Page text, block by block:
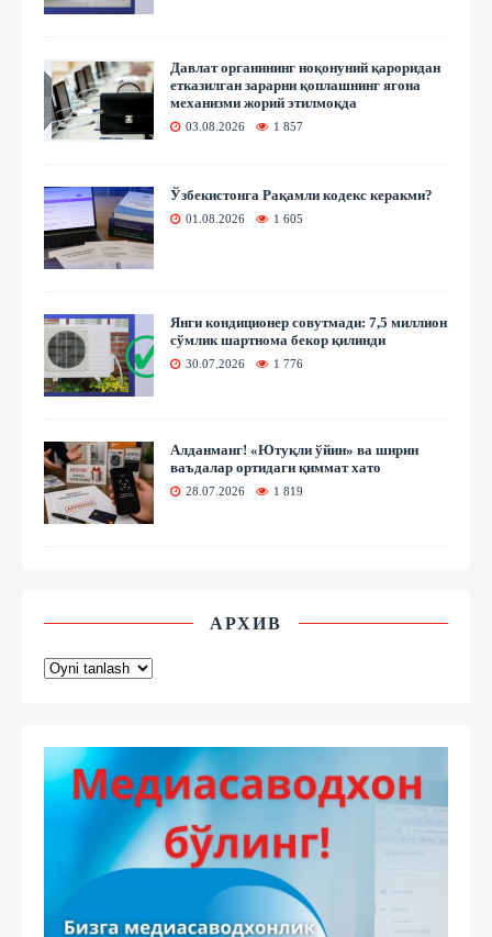
Давлат органининг ноқонуний қароридан
етказилган зарарни қоплашнинг ягона
механизми жорий этилмоқда
03.08.2026 1 857
Ўзбекистонга Рақамли кодекс керакми?
01.08.2026 1 605
Янги кондиционер совутмади: 7,5 миллион
сўмлик шартнома бекор қилинди
30.07.2026 1 776
Алданманг! «Ютуқли ўйин» ва ширин
ваъдалар ортидаги қиммат хато
28.07.2026 1 819
АРХИВ